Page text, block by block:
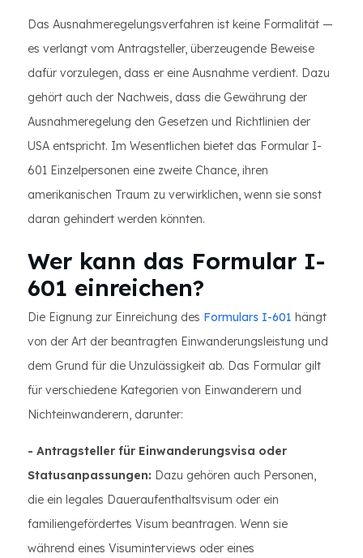
Das Ausnahmeregelungsverfahren ist keine Formalität —
es verlangt vom Antragsteller, überzeugende Beweise
dafür vorzulegen, dass er eine Ausnahme verdient. Dazu
gehört auch der Nachweis, dass die Gewährung der
Ausnahmeregelung den Gesetzen und Richtlinien der
USA entspricht. Im Wesentlichen bietet das Formular I-
601 Einzelpersonen eine zweite Chance, ihren
amerikanischen Traum zu verwirklichen, wenn sie sonst
daran gehindert werden könnten.
Wer kann das Formular I-
601 einreichen?
Die Eignung zur Einreichung des Formulars I-601 hängt
von der Art der beantragten Einwanderungsleistung und
dem Grund für die Unzulässigkeit ab. Das Formular gilt
für verschiedene Kategorien von Einwanderern und
Nichteinwanderern, darunter:
- Antragsteller für Einwanderungsvisa oder
Statusanpassungen: Dazu gehören auch Personen,
die ein legales Daueraufenthaltsvisum oder ein
familiengefördertes Visum beantragen. Wenn sie
während eines Visuminterviews oder eines